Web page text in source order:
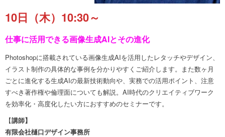
10日（木）10:30～
仕事に活用できる画像生成AIとその進化
Photoshopに搭載されている画像生成AIを活用したレタッチやデザイン、
イラスト制作の具体的な事例を分かりやすくご紹介します。また数ヶ月
ごとに進化する生成AIの最新技術動向や、実務での活用ポイント、注意
すべき著作権や倫理面についても解説。AI時代のクリエイティブワーク
を効率化・高度化したい方におすすめのセミナーです。
【講師】
有限会社樋口デザイン事務所